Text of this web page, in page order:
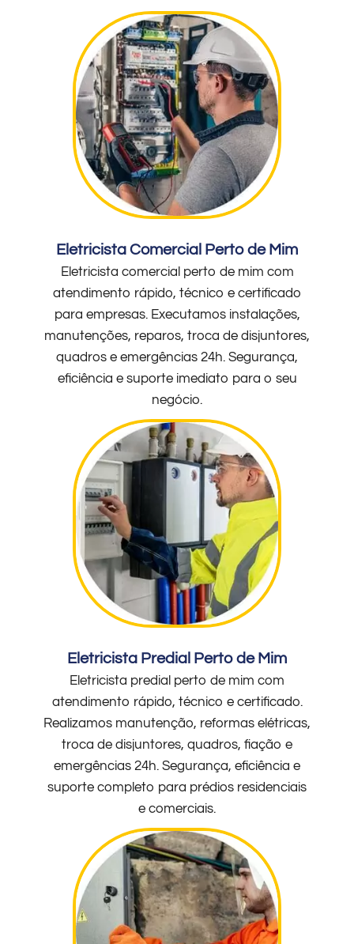
Eletricista Comercial Perto de Mim
Eletricista comercial perto de mim com
atendimento rápido, técnico e certificado
para empresas. Executamos instalações,
manutenções, reparos, troca de disjuntores,
quadros e emergências 24h. Segurança,
eficiência e suporte imediato para o seu
negócio.
Eletricista Predial Perto de Mim
Eletricista predial perto de mim com
atendimento rápido, técnico e certificado.
Realizamos manutenção, reformas elétricas,
troca de disjuntores, quadros, fiação e
emergências 24h. Segurança, eficiência e
suporte completo para prédios residenciais
e comerciais.